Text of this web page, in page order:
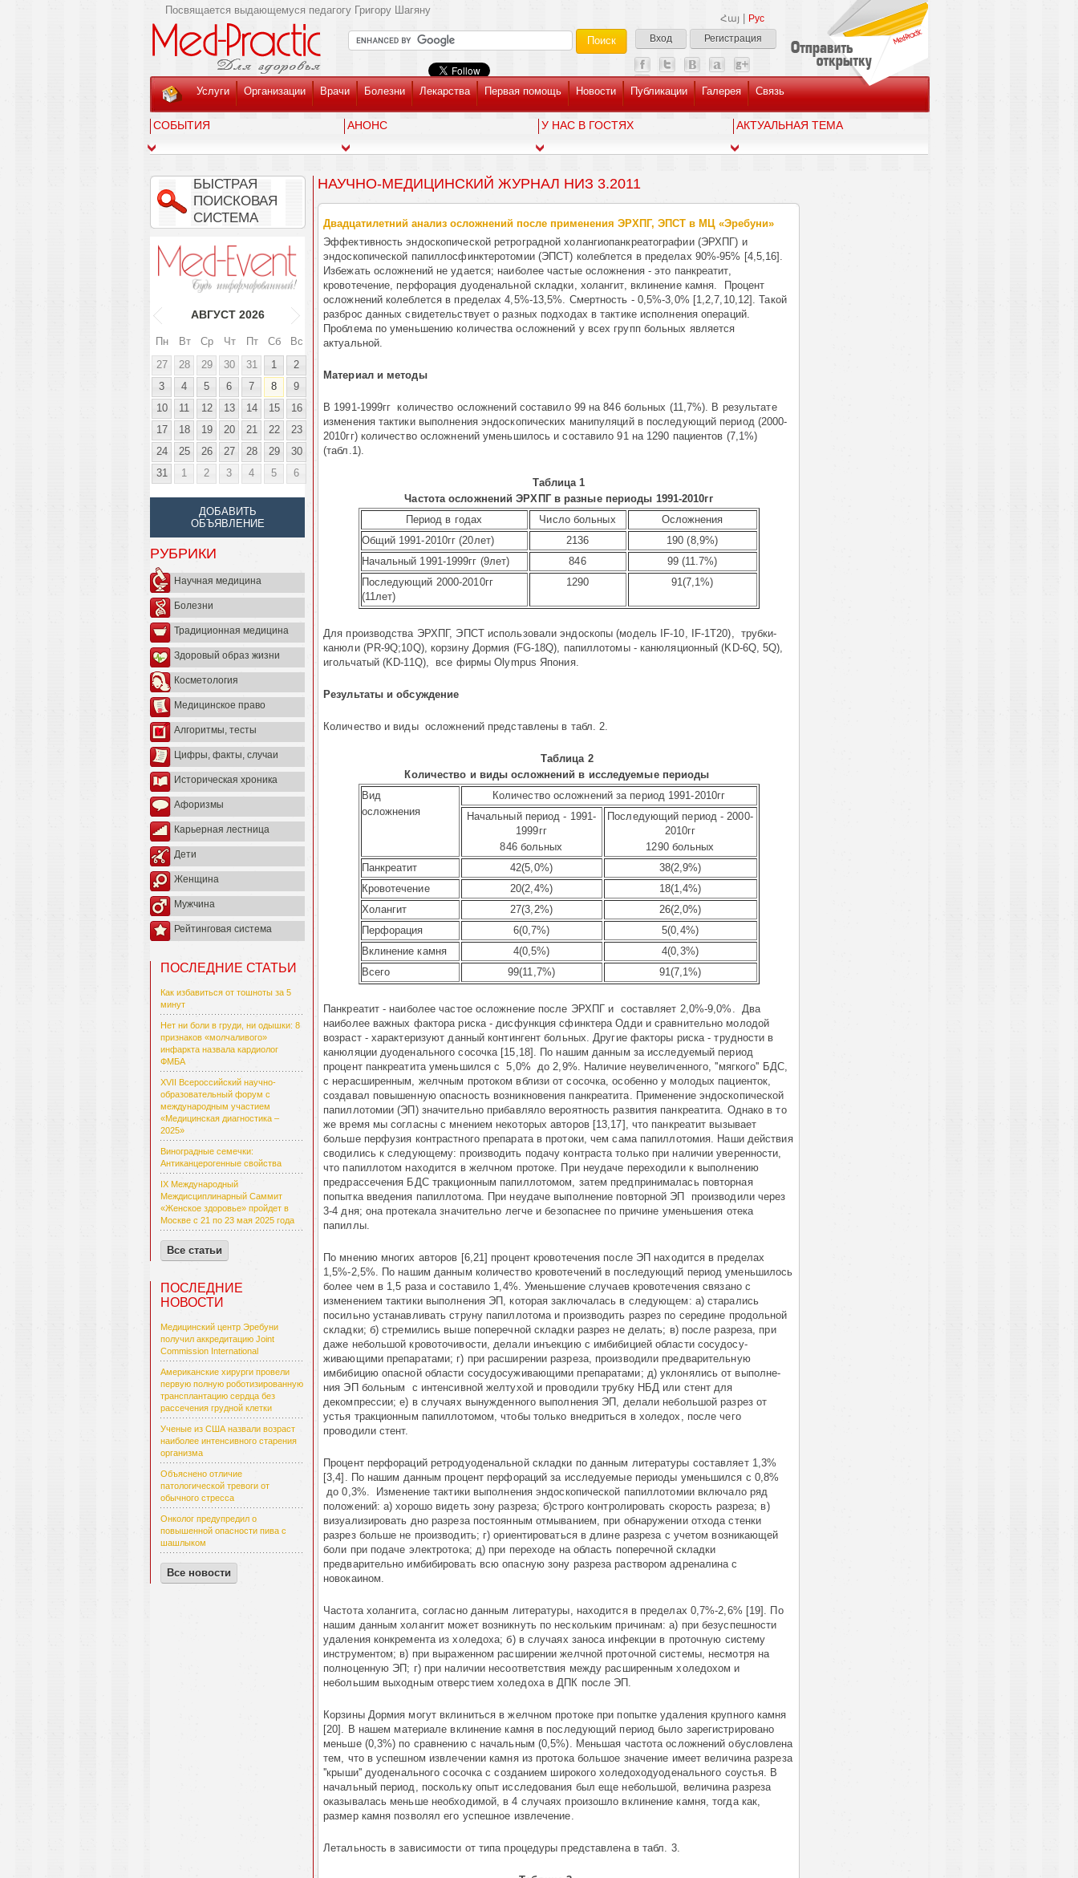
Հայ
Рус
Вход
Регистрация
Посвящается выдающемуся педагогу Григору Шагяну
Услуги Организации Врачи Болезни Лекарства Первая помощь Новости Публикации Галерея Связь
СОБЫТИЯ АНОНС У НАС В ГОСТЯХ AКТУАЛЬНАЯ ТЕМА
БЫСТРАЯ
ПОИСКОВАЯ
СИСТЕМА
АВГУСТ 2026
Пн Вт Ср Чт Пт Сб
Вс
27
28 29 30 31 1
2
3
4 5 6 7 8
9
10
11 12 13 14 15
16
17
18 19 20 21 22
23
24
25 26 27 28 29
30
31
1 2 3 4 5 6
ДОБАВИТЬ
ОБЪЯВЛЕНИЕ
РУБРИКИ
Научная медицина
Болезни
Традиционная медицина
Здоровый образ жизни
Косметология
Медицинское право
Алгоритмы, тесты
Цифры, факты, случаи
Историческая хроника
Афоризмы
Карьерная лестница
Дети
Женщина
Мужчина
Рейтинговая система
ПОСЛЕДНИЕ СТАТЬИ
Как избавиться от тошноты за 5
минут
Нет ни боли в груди, ни одышки: 8
признаков «молчаливого»
инфаркта назвала кардиолог
ФМБА
XVII Всероссийский научно-
образовательный форум с
международным участием
«Медицинская диагностика –
2025»
Виноградные семечки:
Антиканцерогенные свойства
IX Международный
Междисциплинарный Саммит
«Женское здоровье» пройдет в
Москве с 21 по 23 мая 2025 года
Все статьи
ПОСЛЕДНИЕ
НОВОСТИ
Медицинский центр Эребуни
получил аккредитацию Joint
Commission International
Американские хирурги провели
первую полную роботизированную
трансплантацию сердца без
рассечения грудной клетки
Ученые из США назвали возраст
наиболее интенсивного старения
организма
Объяснено отличие
патологической тревоги от
обычного стресса
Онколог предупредил о
повышенной опасности пива с
шашлыком
Все новости
НАУЧНО-МЕДИЦИНСКИЙ ЖУРНАЛ НИЗ 3.2011
Двадцатилетний анализ осложнений после применения ЭРХПГ, ЭПСТ в МЦ «Эребуни»
Эффективность эндоскопической ретроградной холангиопанкреатографии (ЭРХПГ) и
эндоскопической папиллосфинктеротомии (ЭПСТ) колеблется в пределах 90%-95% [4,5,16].
Избежать осложнений не удается; наиболее частые ослож­не­ния - это панкреатит,
кровотечение, перфорация дуоденальной склад­ки, холан­гит, вклинение камня. Процент
осложнений колеблется в пределах 4,5%-13,5%. Смерт­но­сть - 0,5%-3,0% [1,2,7,10,12]. Такой
разброс данных свидетельствует о разных подходах в тактике исполнения операций.
Проблема по уме­нь­­ше­нию количества ослож­нений у всех групп больных является
актуальной.
Материал и методы
В 1991-1999гг количество ослож­­не­ний соста­вило 99 на 846 больных (11,7%). В результате
изме­не­ния так­тики выпол­не­ния эндоскопических манипуляций в последующий период (2000-
2010гг) количество осло­ж­нений уменьши­лось и составило 91 на 1290 пациен­тов (7,1%)
(табл.1).
Таблица 1
Частота осложнений ЭРХПГ в разные периоды 1991-2010гг
Период в годах
Число боль­ных
Осложнения
Общий 1991-2010гг (20лет)
2136
190 (8,9%)
Начальный 1991-1999гг (9лет)
846
99 (11.7%)
Последующий 2000-2010гг
(11лет)
1290 91(7,1%)
Для производства ЭРХПГ, ЭПСТ ис­поль­­­зовали эндос­­копы (модель IF-10, IF-1T20), трубки-
канюли (PR-9Q;10Q), корзину Дормия (FG-18Q), папиллотомы - канюля­цион­ный (KD-6Q, 5Q),
игольча­тый (KD-11Q), все фирмы Olympus Япония.
Результаты и обсуждение
Количество и виды осложнений представлены в табл. 2.
Таблица 2
Количество и виды осложнений в исследуемые периоды
Вид
осложнения
Количество осложнений за период 1991-2010гг
Начальный период - 1991-
1999гг
846 больных
Последующий период - 2000-
2010гг
1290 больных
Панкреатит
42(5,0%)
38(2,9%)
Кровотечение
20(2,4%)
18(1,4%)
Холангит
27(3,2%)
26(2,0%)
Перфорация
6(0,7%)
5(0,4%)
Вклинение камня
4(0,5%)
4(0,3%)
Всего
99(11,7%) 91(7,1%)
Панкреатит - наиболее частое осложнение после ЭРХПГ и составляет 2,0%-9,0%. Два
наиболее важных фактора риска - дисфункция сфинктера Одди и сравнительно молодой
возраст - характеризуют данный контингент больных. Другие факторы риска - трудности в
каню­ляции дуоденального сосочка [15,18]. По нашим данным за исследуемый период
процент панкреатита уменьшился с 5,0% до 2,9%. Наличие неувеличенного, ''мягкого'' БДС,
с нерасширенным, желчным протоком вб­лизи от сосочка, особенно у молодых пациенток,
создавал повышенную опасность возникнове­ния панк­реатита. Примене­ние эндоскопи­чес­кой
папиллото­мии (ЭП) значительно прибавляло вероятность развития панкреа­тита. Однако в то
же время мы согласны с мнением некоторых авторов [13,17], что панкреатит вызывает
больше перфузия контрастного препарата в протоки, чем сама папиллотомия. Наши действия
сводились к следующему: производить подачу контраста только при наличии уверенности,
что папиллотом находится в желчном протоке. При неудаче переходили к выполнению
предрассечения БДС тракционным папиллотомом, затем предпринималась повторная
попытка введения папиллотома. При неудаче выполнение повторной ЭП производили через
3-4 дня; она протекала значительно легче и безопаснее по причине уменьшения отека
папиллы.
По мнению многих авторов [6,21] процент кровотечения после ЭП находится в пределах
1,5%-2,5%. По нашим данным количество кровотечений в последующий период уменьшилось
более чем в 1,5 раза и составило 1,4%. Уменьшение случаев кровотечения свя­зано с
изменением тактики выполнения ЭП, которая заключалась в следующем: а) стара­лись
посильно устанавливать струну папиллотома и производить разрез по середине продольной
складки; б) стремились выше поперечной складки разрез не делать; в) после разреза, при
даже небольшой кровото­чиво­сти, делали инъекцию с имбибицией области сосудо­су­
живающими пре­пара­тами; г) при рас­шире­нии разреза, производили предварительную
имбибицию опасной облас­ти сосудосужи­ва­ю­щи­ми препаратами; д) уклонялись от выпол­н­е­
ния ЭП больным с интенсивной желтухой и проводили трубку НБД или стент для
декомпрессии; е) в слу­чаях вынужденного выполнения ЭП, делали небольшой разрез от
устья тракционным папиллотомом, чтобы только внедриться в холедох, после чего
проводили стент.
Процент перфораций ретродуоденальной складки по данным литературы составляет 1,3%
[3,4]. По нашим данным процент перфораций за исследуемые периоды уменьшился с 0,8%
до 0,3%. Изменение тактики выполнения эндоскопической папиллотомии включало ряд
положе­ний: а) хорошо видеть зону разреза; б)строго контролировать скорость разреза; в)
визуализи­ро­­вать дно разреза постоян­ным отмыванием, при обнаружении отхода стенки
разрез больше не производить; г) ориенти­ро­­ваться в длине разреза с учетом возникающей
боли при пода­че электротока; д) при переходе на область поперечной складки
предварительно имбибировать всю опасную зону разреза раствором адреналина с
новокаином.
Частота холангита, согласно данным литературы, находится в пределах 0,7%-2,6% [19]. По
нашим данным холангит может возникнуть по нескольким причинам: а) при безуспешности
удаления конкремента из холедоха; б) в случаях заноса инфекции в проточную систему
инструментом; в) при выраженном расширении желчной проточной системы, несмотря на
полноценную ЭП; г) при наличии несоответствия между расширенным холедохом и
небольшим выходным отверстием холедоха в ДПК после ЭП.
Корзины Дормия могут вклиниться в желчном протоке при попытке удаления крупного камня
[20]. В нашем материале вклинение камня в последующий период было зарегистрировано
меньше (0,3%) по сравнению с начальным (0,5%). Меньшая частота осложнений обусловлена
тем, что в успешном извлечении камня из протока большое значение имеет величина разреза
''крыши'' дуоденального сосочка с созданием широкого холедоходуоденального соустья. В
начальный период, поскольку опыт исследования был еще небольшой, величина разреза
оказывалась меньше необходимой, в 4 случаях произошло вклинение камня, тогда как,
размер камня позволял его успешное извлечение.
Летальность в зависимости от типа процедуры представлена в табл. 3.